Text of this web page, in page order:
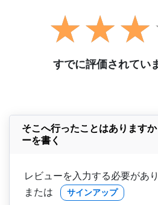
すでに評価されてい
そこへ行ったことはあります
ーを書く
レビューを入力する必要があ
または サインアップ